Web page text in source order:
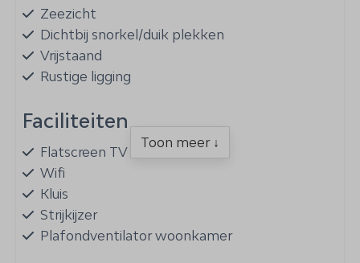
Zeezicht
Dichtbij snorkel/duik plekken
Vrijstaand
Rustige ligging
Faciliteiten
Flatscreen TV
Wifi
Kluis
Strijkijzer
Plafondventilator woonkamer
Toon meer ↓